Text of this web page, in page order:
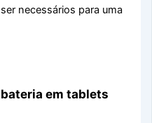
necessários para uma
em tablets